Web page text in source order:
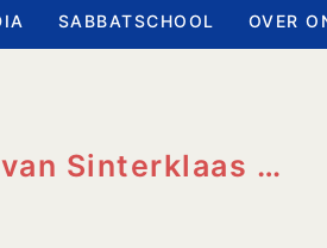
SABBATSCHOOL OVER
Sinterklaas …